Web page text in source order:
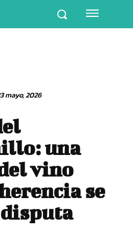
mayo, 2026
una
vino
se
disputa